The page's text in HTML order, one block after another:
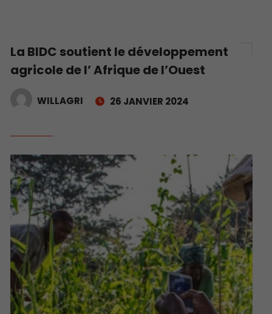
La BIDC soutient le développement
agricole de l’ Afrique de l’Ouest
WILLAGRI 26 JANVIER 2024